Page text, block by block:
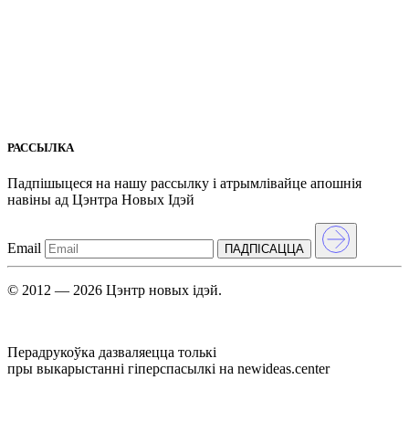
РАССЫЛКА
Падпішыцеся на нашу рассылкy і атрымлівайце апошнія
навіны ад Цэнтра Новых Iдэй
Email ПАДПIСАЦЦА
© 2012 — 2026 Цэнтр новых ідэй.
Перадрукоўка дазваляецца толькі
пры выкарыстанні гіперспасылкі на newideas.center